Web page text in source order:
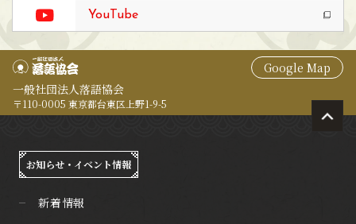
YouTube
Google Map
一般社団法人落語協会
〒110-0005 東京都台東区上野1-9-5
お知らせ・イベント情報
新着情報